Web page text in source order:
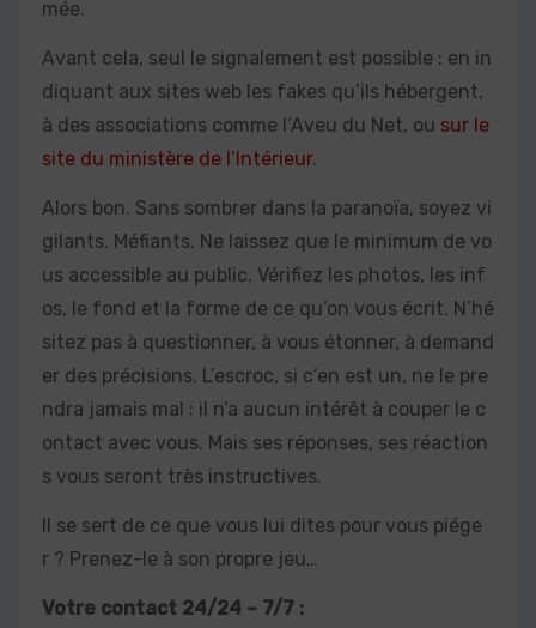
mée.
Avant cela, seul le signalement est possible : en in
diquant aux sites web les fakes qu’ils hébergent,
à des associations comme l’Aveu du Net, ou sur le
site du ministère de l’Intérieur.
Alors bon. Sans sombrer dans la paranoïa, soyez vi
gilants. Méfiants. Ne laissez que le minimum de vo
us accessible au public. Vérifiez les photos, les inf
os, le fond et la forme de ce qu’on vous écrit. N’hé
sitez pas à questionner, à vous étonner, à demand
er des précisions. L’escroc, si c’en est un, ne le pre
ndra jamais mal : il n’a aucun intérêt à couper le c
ontact avec vous. Mais ses réponses, ses réaction
s vous seront très instructives.
Il se sert de ce que vous lui dites pour vous piége
r ? Prenez-le à son propre jeu…
Votre contact 24/24 – 7/7 :